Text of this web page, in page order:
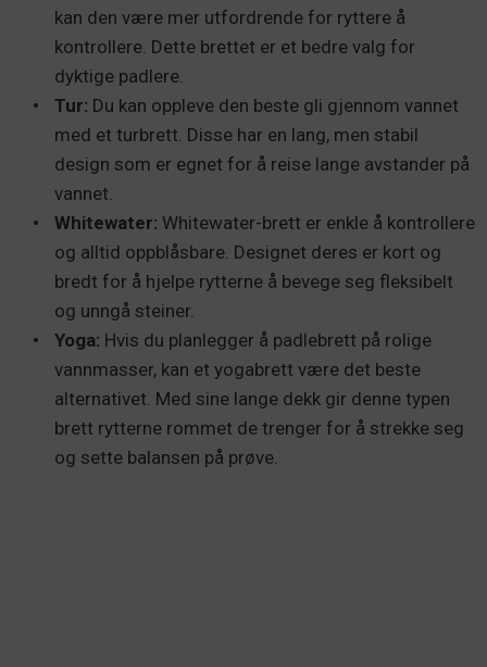
kan den være mer utfordrende for ryttere å
kontrollere. Dette brettet er et bedre valg for
dyktige padlere.
Tur: Du kan oppleve den beste gli gjennom vannet
med et turbrett. Disse har en lang, men stabil
design som er egnet for å reise lange avstander på
vannet.
Whitewater: Whitewater-brett er enkle å kontrollere
og alltid oppblåsbare. Designet deres er kort og
bredt for å hjelpe rytterne å bevege seg fleksibelt
og unngå steiner.
Yoga: Hvis du planlegger å padlebrett på rolige
vannmasser, kan et yogabrett være det beste
alternativet. Med sine lange dekk gir denne typen
brett rytterne rommet de trenger for å strekke seg
og sette balansen på prøve.